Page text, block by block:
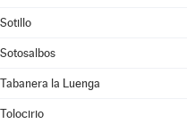
Sotillo
Sotosalbos
Tabanera la Luenga
Tolocirio